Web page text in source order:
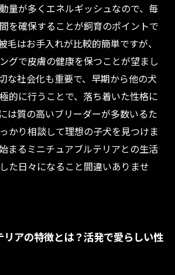
量が多くエネルギッシュなので、毎
を確保することが飼育のポイントで
毛はお手入れが比較的簡単ですが、
グで皮膚の健康を保つことが望まし
な社会化も重要で、早期から他の犬
的に行うことで、落ち着いた性格に
は質の高いブリーダーが多数いるた
かり相談して理想の子犬を見つけま
まるミニチュアブルテリアとの生活
た日々になること間違いありませ
リアの特徴とは？活発で愛らしい性